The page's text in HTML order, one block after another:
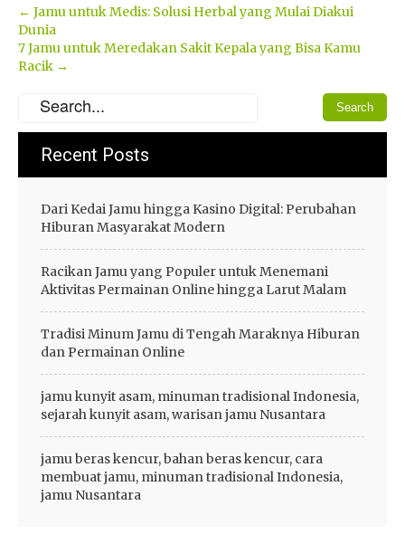
Post
navigation
← Jamu untuk Medis: Solusi Herbal yang Mulai Diakui
Dunia
7 Jamu untuk Meredakan Sakit Kepala yang Bisa Kamu
Racik →
Recent Posts
Dari Kedai Jamu hingga Kasino Digital: Perubahan
Hiburan Masyarakat Modern
Racikan Jamu yang Populer untuk Menemani
Aktivitas Permainan Online hingga Larut Malam
Tradisi Minum Jamu di Tengah Maraknya Hiburan
dan Permainan Online
jamu kunyit asam, minuman tradisional Indonesia,
sejarah kunyit asam, warisan jamu Nusantara
jamu beras kencur, bahan beras kencur, cara
membuat jamu, minuman tradisional Indonesia,
jamu Nusantara